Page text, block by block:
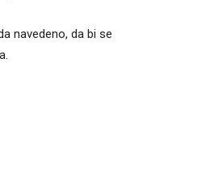
navedeno, da bi se